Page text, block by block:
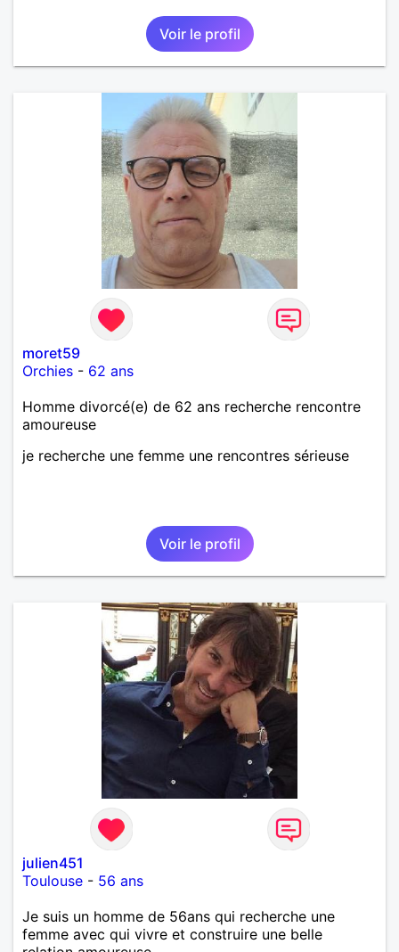
Voir le profil
moret59
Orchies - 62 ans
Homme divorcé(e) de 62 ans recherche rencontre
amoureuse
je recherche une femme une rencontres sérieuse
Voir le profil
julien451
Toulouse - 56 ans
Je suis un homme de 56ans qui recherche une
femme avec qui vivre et construire une belle